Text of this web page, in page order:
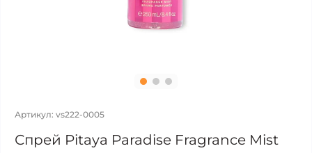
Артикул: vs222-0005
Спрей Pitaya Paradise Fragrance Mist